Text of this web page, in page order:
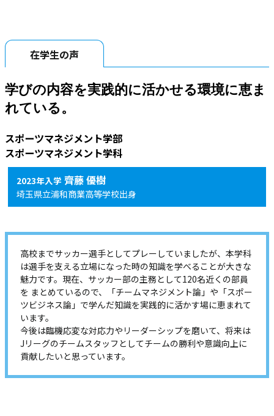
在学生の声
学びの内容を実践的に活かせる環境に恵ま
れている。
2023年入学 齊藤 優樹
埼玉県立浦和商業高等学校出身
高校までサッカー選手としてプレーしていましたが、本学科
は選手を支える立場になった時の知識を学べることが大きな
魅力です。現在、サッカー部の主務として120名近くの部員
を まとめているので、「チームマネジメント論」や「スポー
ツビジネス論」で学んだ知識を実践的に活かす場に恵まれて
います。
今後は臨機応変な対応力やリーダーシップを磨いて、将来は
Jリーグのチームスタッフとしてチームの勝利や意識向上に
貢献したいと思っています。